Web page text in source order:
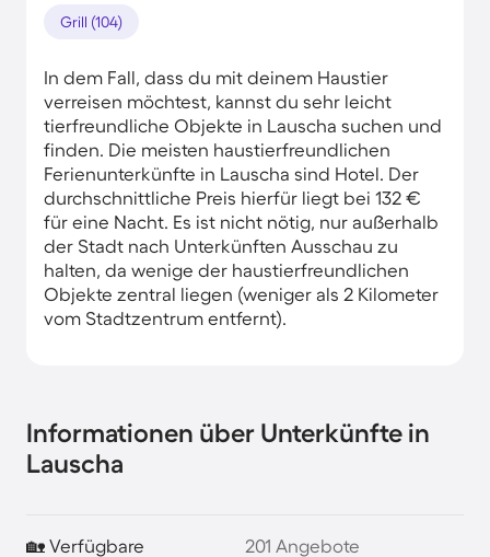
Grill (104)
In dem Fall, dass du mit deinem Haustier
verreisen möchtest, kannst du sehr leicht
tierfreundliche Objekte in Lauscha suchen und
finden. Die meisten haustierfreundlichen
Ferienunterkünfte in Lauscha sind Hotel. Der
durchschnittliche Preis hierfür liegt bei 132 €
für eine Nacht. Es ist nicht nötig, nur außerhalb
der Stadt nach Unterkünften Ausschau zu
halten, da wenige der haustierfreundlichen
Objekte zentral liegen (weniger als 2 Kilometer
vom Stadtzentrum entfernt).
Informationen über Unterkünfte in
Lauscha
🏡 Verfügbare
201 Angebote